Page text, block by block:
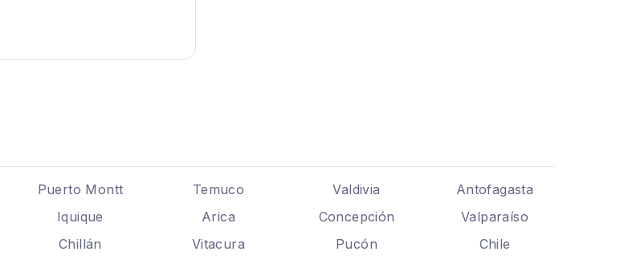
Puerto Montt Temuco Valdivia
Antofagasta
Iquique Arica Concepción
Valparaíso
Chillán Vitacura Pucón
Chile